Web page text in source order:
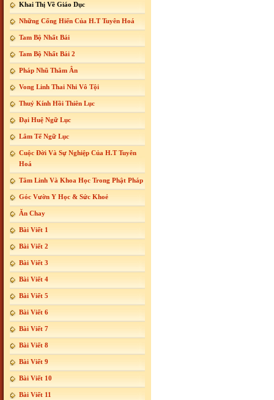
Khai Thị Về Giáo Dục
Những Cống Hiến Của H.T Tuyên Hoá
Tam Bộ Nhất Bái
Tam Bộ Nhất Bái 2
Pháp Nhũ Thâm Ân
Vong Linh Thai Nhi Vô Tội
Thuỷ Kính Hồi Thiên Lục
Đại Huệ Ngữ Lục
Lâm Tế Ngữ Lục
Cuộc Đời Và Sự Nghiệp Của H.T Tuyên
Hoá
Tâm Linh Và Khoa Học Trong Phật Pháp
Góc Vườn Y Học & Sức Khoẻ
Ăn Chay
Bài Viết 1
Bài Viết 2
Bài Viết 3
Bài Viết 4
Bài Viết 5
Bài Viết 6
Bài Viết 7
Bài Viết 8
Bài Viết 9
Bài Viết 10
Bài Viết 11